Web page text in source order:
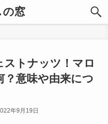
の窓
ストナッツ！マロ
？意味や由来につ
年9月19日